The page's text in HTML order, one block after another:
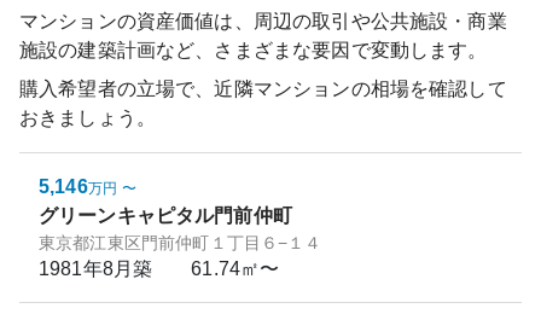
マンションの資産価値は、周辺の取引や公共施設・商業
施設の建築計画など、さまざまな要因で変動します。
購入希望者の立場で、近隣マンションの相場を確認して
おきましょう。
5,146万円 〜
グリーンキャピタル門前仲町
東京都江東区門前仲町１丁目６−１４
1981年8月築 61.74㎡〜